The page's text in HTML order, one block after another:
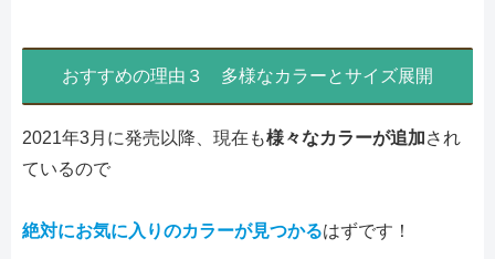
おすすめの理由３ 多様なカラーとサイズ展開
2021年3月に発売以降、現在も様々なカラーが追加され
ているので
絶対にお気に入りのカラーが見つかるはずです！